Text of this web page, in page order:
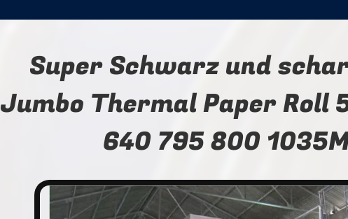
Super Schwarz und
Jumbo Thermal Paper Roll
640 795 800